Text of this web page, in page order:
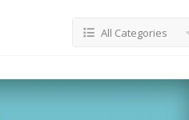
All Categories